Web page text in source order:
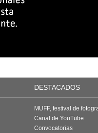
DESTACADOS
MUFF, festival de
Canal de YouTube
Convocatorias